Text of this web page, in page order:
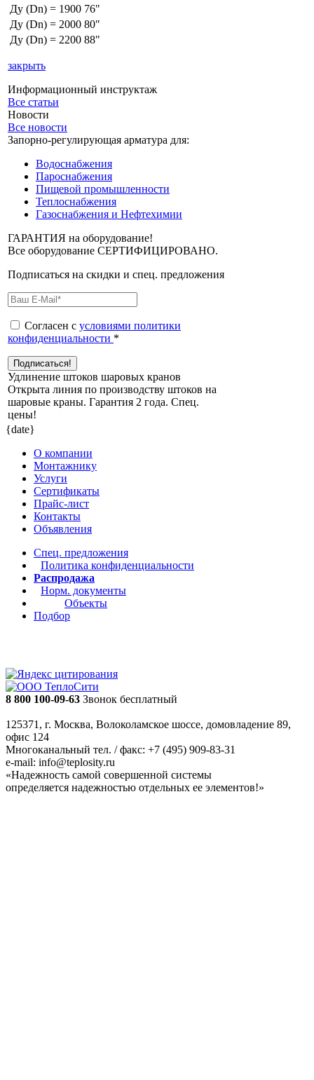
Ду (Dn) = 1900 76"
Ду (Dn) = 2000 80"
Ду (Dn) = 2200 88"
закрыть
Информационный инструктаж
Все статьи
Новости
Все новости
Запорно-регулирующая арматура для:
Водоснабжения
Пароснабжения
Пищевой промышленности
Теплоснабжения
Газоснабжения и Нефтехимии
ГАРАНТИЯ на оборудование!
Все оборудование СЕРТИФИЦИРОВАНО.
Подписаться на скидки и спец. предложения
Согласен с условиями политики
конфиденциальности *
Удлинение штоков шаровых кранов
Открыта линия по производству штоков на
шаровые краны. Гарантия 2 года. Cпец.
цены!
{date}
О компании
Монтажнику
Услуги
Сертификаты
Прайс-лист
Контакты
Объявления
Спец. предложения
Политика конфиденциальности
Распродажа
Норм. документы
Объекты
Подбор
8 800 100-09-63 Звонок бесплатный
125371, г. Москва, Волоколамское шоссе, домовладение 89,
офис 124
Многоканальный тел. / факс: +7 (495) 909-83-31
e-mail: info@teplosity.ru
«Надежность самой совершенной системы
определяется надежностью отдельных ее элементов!»